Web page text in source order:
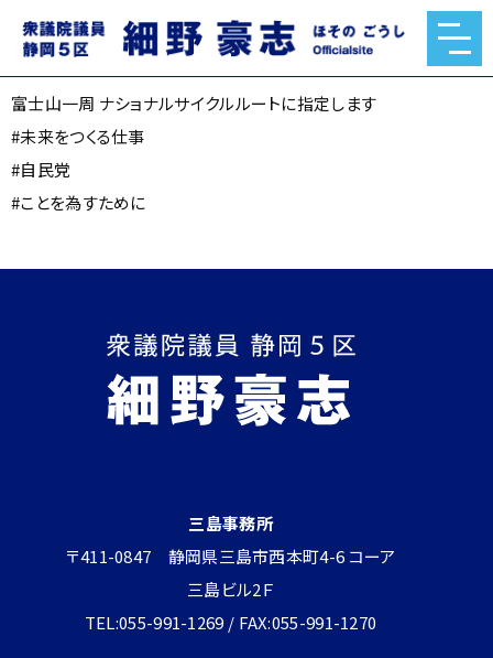
富士山一周 ナショナルサイクルルートに指定します
2026.02.02
富士山一周 ナショナルサイクルルートに指定します
#未来をつくる仕事
#自民党
#ことを為すために
三島事務所
〒411-0847 静岡県三島市西本町4-6 コーア
三島ビル2Ｆ
TEL:055-991-1269 / FAX:055-991-1270